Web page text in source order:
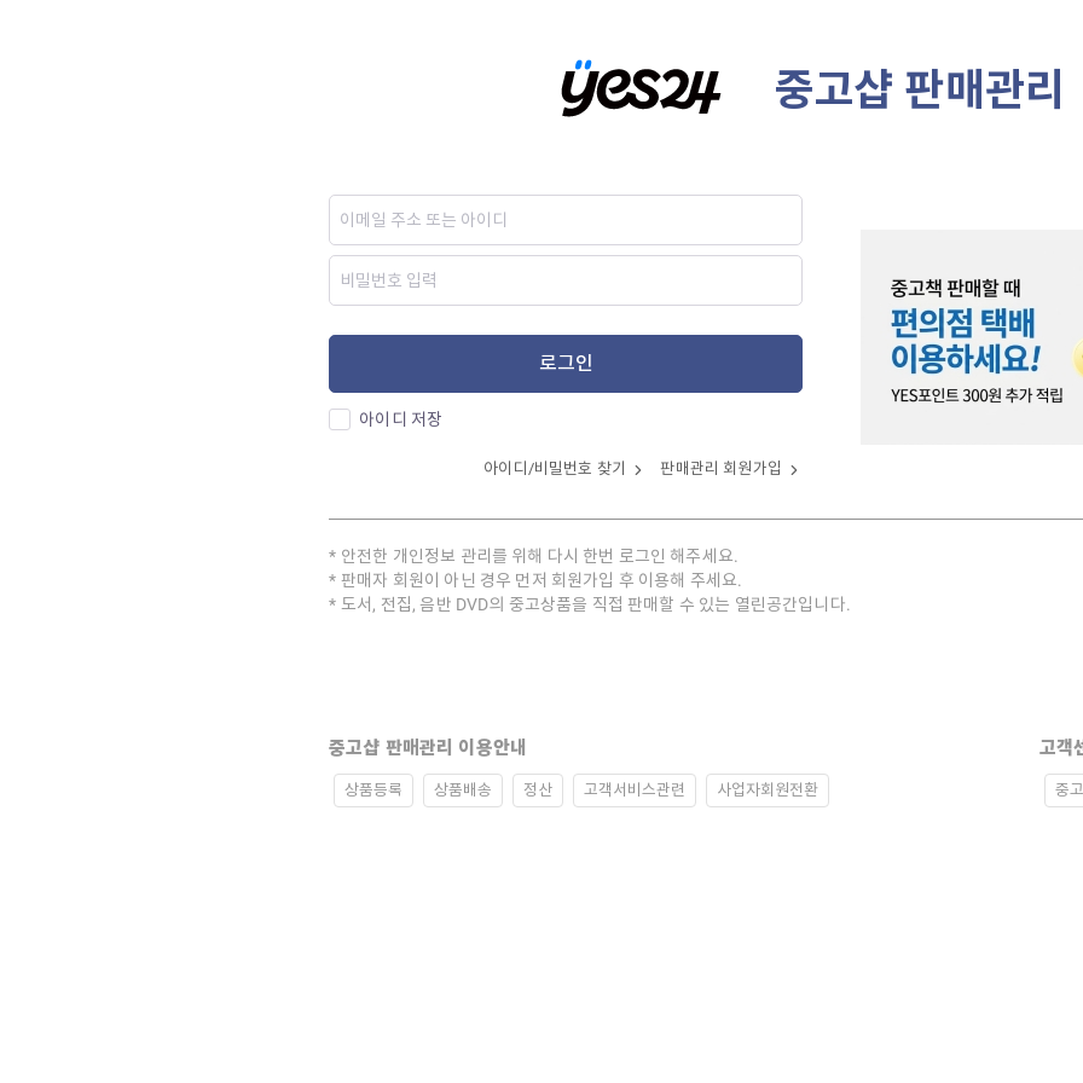
중고샵 판매관리
로그인
아이디 저장
아이디/비밀번호 찾기 판매관리 회원가입
안전한 개인정보 관리를 위해 다시 한번 로그인 해주세요.
판매자 회원이 아닌 경우 먼저 회원가입 후 이용해 주세요.
도서, 전집, 음반 DVD의 중고상품을 직접 판매할 수 있는 열린공간입니다.
중고샵 판매관리 이용안내
상품등록 상품배송 정산 고객서비스관련 사업자회원전환
고객
중